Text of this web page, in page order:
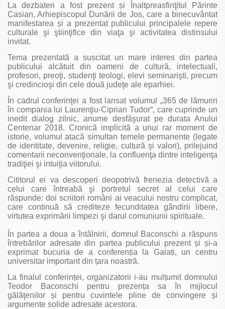
La dezbateri a fost prezent și Înaltpreasfinţitul Părinte
Casian, Arhiepiscopul Dunării de Jos, care a binecuvântat
manifestarea și a prezentat publicului principalele repere
culturale şi ştiinţifice din viaţa şi activitatea distinsului
invitat.
Tema prezentată a suscitat un mare interes din partea
publicului alcătuit din oameni de cultură, intelectuali,
profesori, preoţi, studenţi teologi, elevi seminarişti, precum
şi credincioşi din cele două judeţe ale eparhiei.
În cadrul conferinţei a fost lansat volumul „365 de lămuriri
în compania lui Laurenţiu-Ciprian Tudor“, care cuprinde un
inedit dialog zilnic, anume desfăşurat pe durata Anului
Centenar 2018. Cronică implicită a unui rar moment de
istorie, volumul atacă simultan temele permanente (legate
de identitate, devenire, religie, cultură şi valori), prilejuind
comentarii neconvenţionale, la confluenţa dintre inteligenţa
tradiţiei şi intuiţia viitorului.
Cititorul ei va descoperi deopotrivă frenezia detectivă a
celui care întreabă şi portretul secret al celui care
răspunde: doi scriitori români ai veacului nostru complicat,
care continuă să crediteze fecunditatea gândirii libere,
virtutea exprimării limpezi şi darul comuniunii spirituale.
În partea a doua a întâlnirii, domnul Baconschi a răspuns
întrebărilor adresate din partea publicului prezent și și-a
exprimat bucuria de a conferenția la Galați, un centru
universitar important din țara noastră.
La finalul conferinței, organizatorii i-au mulțumit domnului
Teodor Baconschi pentru prezența sa în mijlocul
gălăţenilor și pentru cuvintele pline de convingere și
argumente solide adresate acestora.